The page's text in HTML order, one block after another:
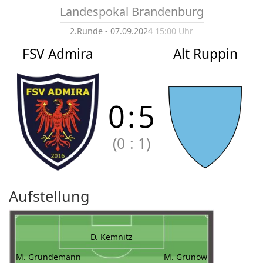
Landespokal Brandenburg
2.Runde - 07.09.2024 15:00 Uhr
FSV Admira Alt Ruppin
0:5
(0 : 1)
Aufstellung
D. Kemnitz
M. Gründemann
M. Grunow